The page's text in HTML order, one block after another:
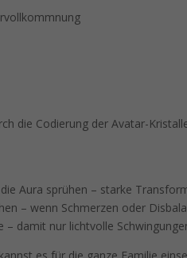
die Codierung der Avatar-
Aura sprühen – starke
– wenn Schmerzen oder
damit nur lichtvolle